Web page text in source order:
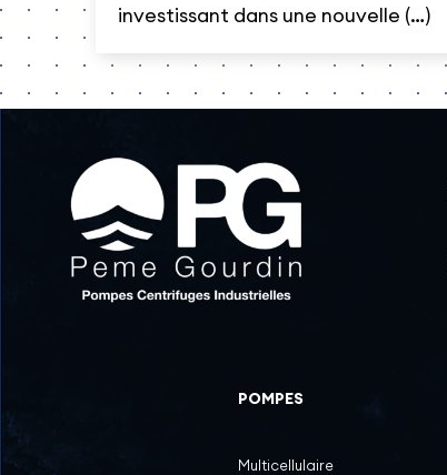
investissant dans une nouvelle (…)
POMPES
Multicellulaire